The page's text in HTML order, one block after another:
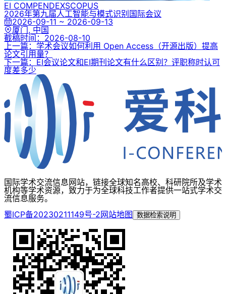
EI COMPENDEXSCOPUS
2026年第九届人工智能与模式识别国际会议
2026-09-11 ~ 2026-09-13
厦门, 中国
截稿时间： 2026-08-10
上一篇：学术会议如何利用 Open Access（开源出版）提高
论文引用量？
下一篇：EI会议论文和EI期刊论文有什么区别？评职称时认可
度差多少
国际学术交流信息网站，链接全球知名高校、科研院所及学术
机构等学术资源，致力于为全球科技工作者提供一站式学术交
流信息服务。
蜀ICP备20230211149号-2网站地图 数据检索说明